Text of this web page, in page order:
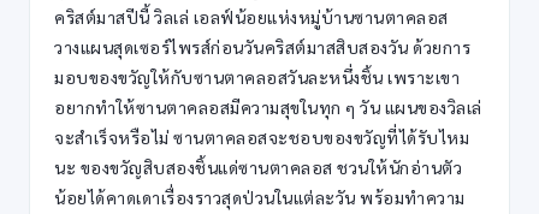
คริสต์มาสปีนี้ วิลเล่ เอลฟ์น้อยแห่งหมู่บ้านซานตาคลอส
วางแผนสุดเซอร์ไพรส์ก่อนวันคริสต์มาสสิบสองวัน ด้วยการ
มอบของขวัญให้กับซานตาคลอสวันละหนึ่งชิ้น เพราะเขา
อยากทำให้ซานตาคลอสมีความสุขในทุก ๆ วัน แผนของวิลเล่
จะสำเร็จหรือไม่ ซานตาคลอสจะชอบของขวัญที่ได้รับไหม
นะ ของขวัญสิบสองชิ้นแด่ซานตาคลอส ชวนให้นักอ่านตัว
น้อยได้คาดเดาเรื่องราวสุดป่วนในแต่ละวัน พร้อมทำความ